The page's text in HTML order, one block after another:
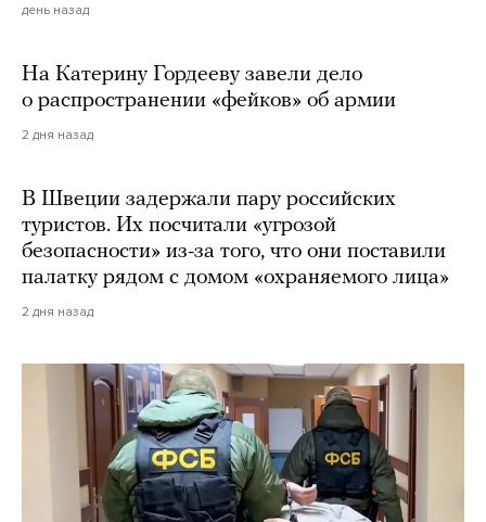
день назад
На Катерину Гордееву завели дело
о распространении «фейков» об армии
2 дня назад
В Швеции задержали пару российских
туристов. Их посчитали «угрозой
безопасности» из-за того, что они поставили
палатку рядом с домом «охраняемого лица»
2 дня назад